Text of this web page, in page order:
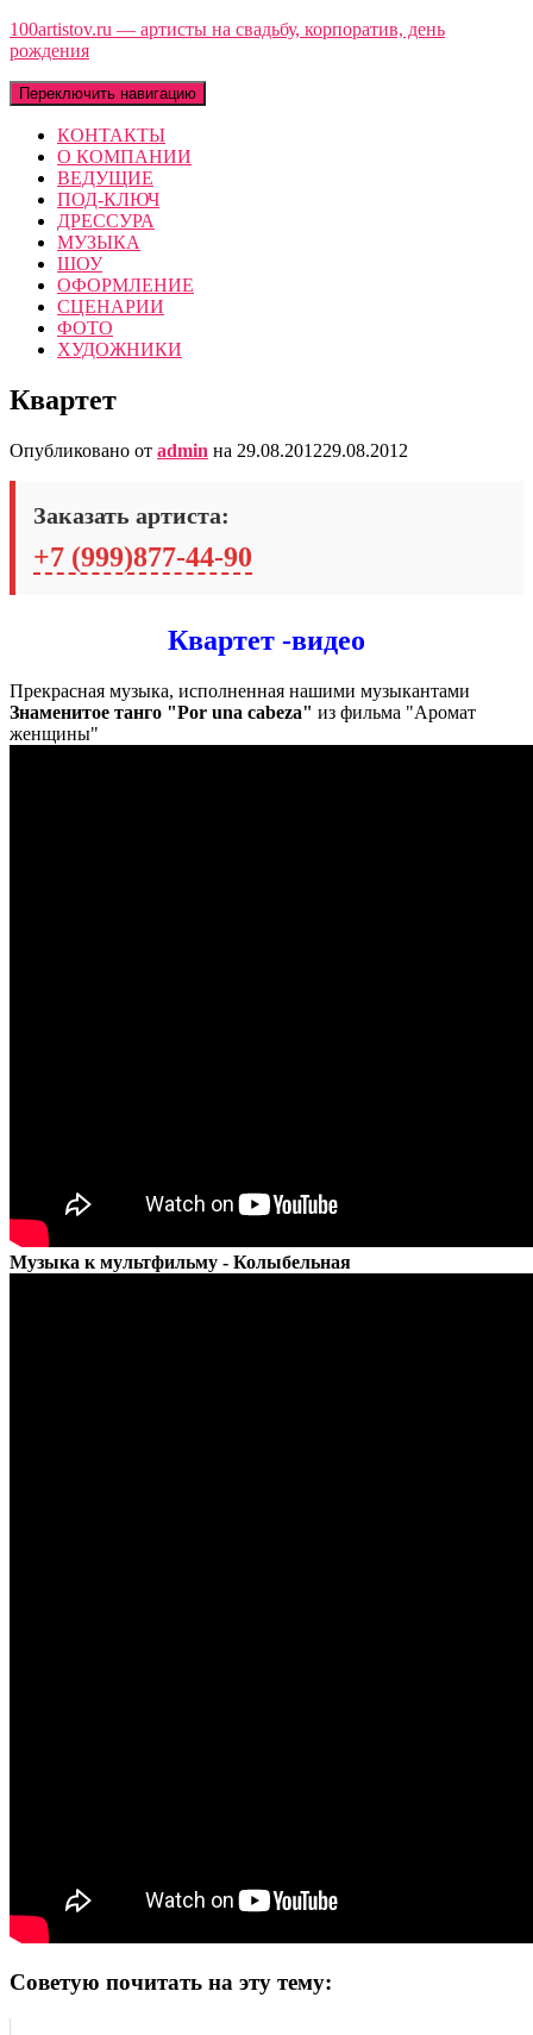
100artistov.ru — артисты на свадьбу, корпоратив, день
рождения
Переключить навигацию
КОНТАКТЫ
О КОМПАНИИ
ВЕДУЩИЕ
ПОД-КЛЮЧ
ДРЕССУРА
МУЗЫКА
ШОУ
ОФОРМЛЕНИЕ
СЦЕНАРИИ
ФОТО
ХУДОЖНИКИ
Квартет
Опубликовано от admin на 29.08.201229.08.2012
Заказать артиста:
+7 (999)877-44-90
Квартет -видео
Прекрасная музыка, исполненная нашими музыкантами
Знаменитое танго "Por una cabeza" из фильма "Аромат
женщины"
Музыка к мультфильму - Колыбельная
Советую почитать на эту тему: